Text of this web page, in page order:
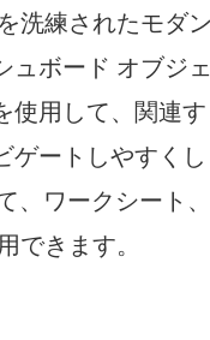
洗練されたモダン
ュボード オブジェ
使用して、関連す
ゲートしやすくし
ワークシート、
できます。